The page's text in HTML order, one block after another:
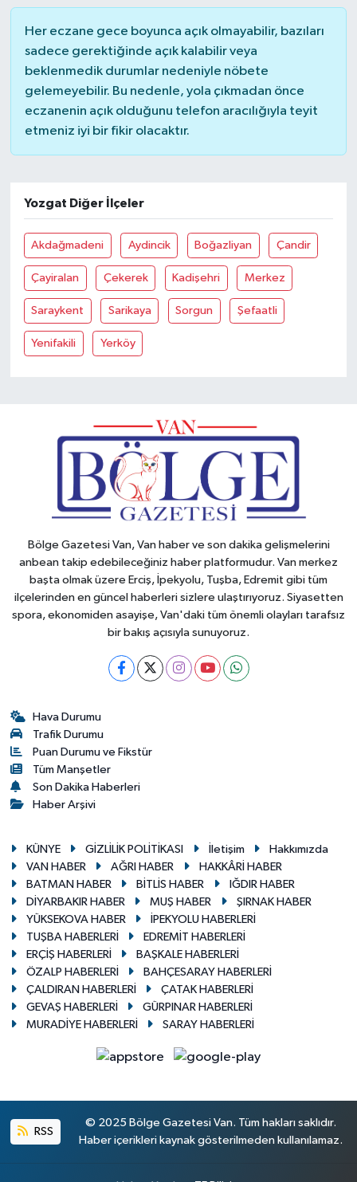
Her eczane gece boyunca açık olmayabilir, bazıları
sadece gerektiğinde açık kalabilir veya
beklenmedik durumlar nedeniyle nöbete
gelemeyebilir. Bu nedenle, yola çıkmadan önce
eczanenin açık olduğunu telefon aracılığıyla teyit
etmeniz iyi bir fikir olacaktır.
Yozgat Diğer İlçeler
Akdağmadeni Aydincik Boğazliyan Çandir
Çayiralan Çekerek Kadişehri Merkez
Saraykent Sarikaya Sorgun Şefaatli
Yenifakili Yerköy
Bölge Gazetesi Van, Van haber ve son dakika gelişmelerini
anbean takip edebileceğiniz haber platformudur. Van merkez
başta olmak üzere Erciş, İpekyolu, Tuşba, Edremit gibi tüm
ilçelerinden en güncel haberleri sizlere ulaştırıyoruz. Siyasetten
spora, ekonomiden asayişe, Van'daki tüm önemli olayları tarafsız
bir bakış açısıyla sunuyoruz.
Hava Durumu
Trafik Durumu
Puan Durumu ve Fikstür
Tüm Manşetler
Son Dakika Haberleri
Haber Arşivi
KÜNYE GİZLİLİK POLİTİKASI İletişim
Hakkımızda
VAN HABER
AĞRI HABER
HAKKÂRİ HABER
BATMAN HABER
BİTLİS HABER
IĞDIR HABER
DİYARBAKIR HABER
MUŞ HABER
ŞIRNAK HABER
YÜKSEKOVA HABER
İPEKYOLU HABERLERİ
TUŞBA HABERLERİ
EDREMİT HABERLERİ
ERÇİŞ HABERLERİ
BAŞKALE HABERLERİ
ÖZALP HABERLERİ
BAHÇESARAY HABERLERİ
ÇALDIRAN HABERLERİ
ÇATAK HABERLERİ
GEVAŞ HABERLERİ
GÜRPINAR HABERLERİ
MURADİYE HABERLERİ
SARAY HABERLERİ
RSS
© 2025 Bölge Gazetesi Van. Tüm hakları saklıdır.
Haber içerikleri kaynak gösterilmeden kullanılamaz.